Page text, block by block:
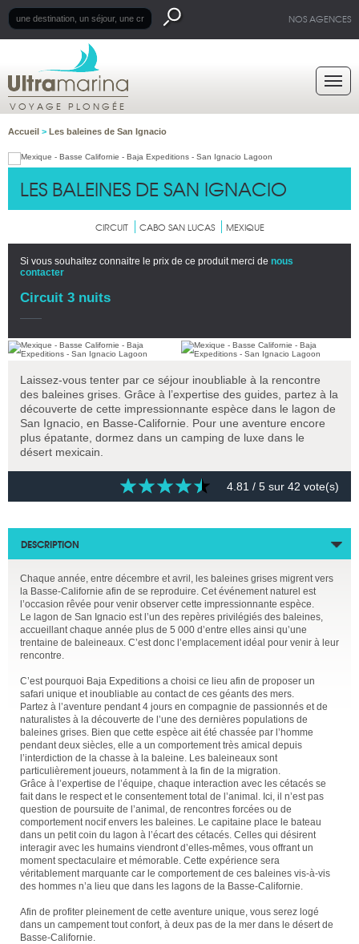
NOS AGENCES
VOYAGE PLONGÉE
Accueil > Les baleines de San Ignacio
LES BALEINES DE SAN IGNACIO
CIRCUIT CABO SAN LUCAS MEXIQUE
Si vous souhaitez connaitre le prix de ce produit merci de nous
contacter
Circuit 3 nuits
Laissez-vous tenter par ce séjour inoubliable à la rencontre
des baleines grises. Grâce à l’expertise des guides, partez à la
découverte de cette impressionnante espèce dans le lagon de
San Ignacio, en Basse-Californie. Pour une aventure encore
plus épatante, dormez dans un camping de luxe dans le
désert mexicain.
4.81 / 5 sur 42 vote(s)
DESCRIPTION
Chaque année, entre décembre et avril, les baleines grises migrent vers
la Basse-Californie afin de se reproduire. Cet événement naturel est
l’occasion rêvée pour venir observer cette impressionnante espèce.
Le lagon de San Ignacio est l’un des repères privilégiés des baleines,
accueillant chaque année plus de 5 000 d’entre elles ainsi qu’une
trentaine de baleineaux. C’est donc l’emplacement idéal pour venir à leur
rencontre.
C’est pourquoi Baja Expeditions a choisi ce lieu afin de proposer un
safari unique et inoubliable au contact de ces géants des mers.
Partez à l’aventure pendant 4 jours en compagnie de passionnés et de
naturalistes à la découverte de l’une des dernières populations de
baleines grises. Bien que cette espèce ait été chassée par l’homme
pendant deux siècles, elle a un comportement très amical depuis
l’interdiction de la chasse à la baleine. Les baleineaux sont
particulièrement joueurs, notamment à la fin de la migration.
Grâce à l’expertise de l’équipe, chaque interaction avec les cétacés se
fait dans le respect et le consentement total de l’animal. Ici, il n’est pas
question de poursuite de l’animal, de rencontres forcées ou de
comportement nocif envers les baleines. Le capitaine place le bateau
dans un petit coin du lagon à l’écart des cétacés. Celles qui désirent
interagir avec les humains viendront d’elles-mêmes, vous offrant un
moment spectaculaire et mémorable. Cette expérience sera
véritablement marquante car le comportement de ces baleines vis-à-vis
des hommes n’a lieu que dans les lagons de la Basse-Californie.
Afin de profiter pleinement de cette aventure unique, vous serez logé
dans un campement tout confort, à deux pas de la mer dans le désert de
Basse-Californie.